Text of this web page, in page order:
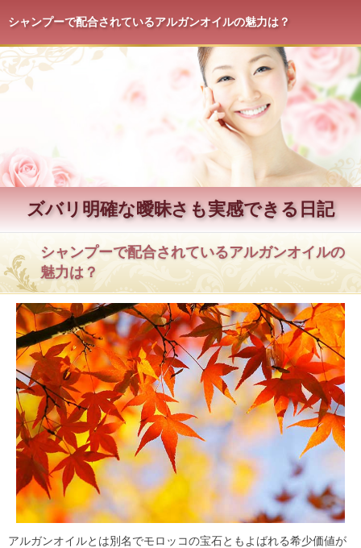
シャンプーで配合されているアルガンオイルの魅力は？
ズバリ明確な曖昧さも実感できる日記
シャンプーで配合されているアルガンオイルの
魅力は？
アルガンオイルとは別名でモロッコの宝石ともよばれる希少価値が